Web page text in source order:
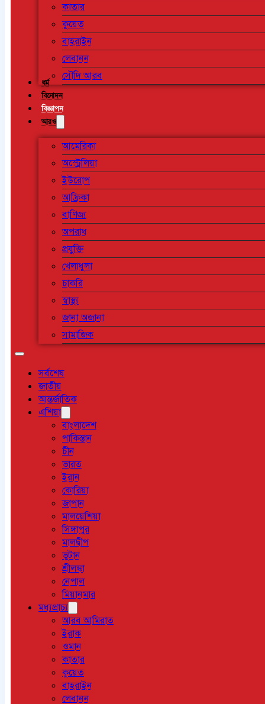
কাতার
কুয়েত
বাহরাইন
লেবানন
সৌদি আরব
ধর্ম
বিনোদন
বিজ্ঞাপন
আরও
আমেরিকা
অস্ট্রেলিয়া
ইউরোপ
আফ্রিকা
বাণিজ্য
অপরাধ
প্রযুক্তি
খেলাধুলা
চাকরি
স্বাস্থ্য
জানা অজানা
সামাজিক
সর্বশেষ
জাতীয়
আন্তর্জাতিক
এশিয়া
বাংলাদেশ
পাকিস্তান
চীন
ভারত
ইরান
কোরিয়া
জাপান
মালয়েশিয়া
সিঙ্গাপুর
মালদ্বীপ
ভুটান
শ্রীলঙ্কা
নেপাল
মিয়ানমার
মধ্যপ্রাচ্য
আরব আমিরাত
ইরাক
ওমান
কাতার
কুয়েত
বাহরাইন
লেবানন